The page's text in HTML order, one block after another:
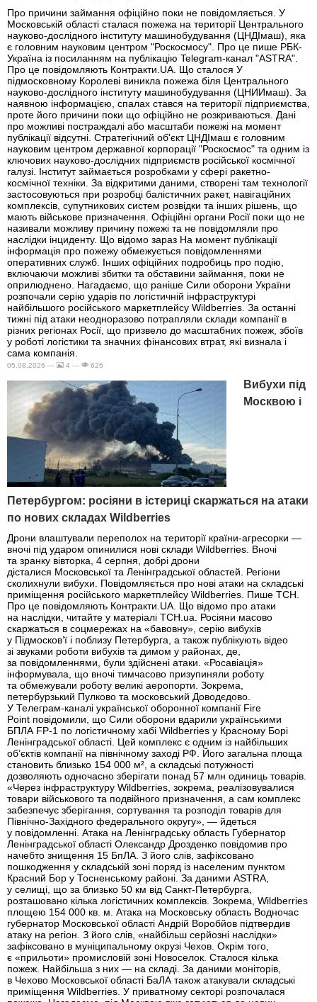
Про причини займання офіційно поки не повідомляється. У
Московській області сталася пожежа на території Центрального
науково-дослідного інституту машинобудування (ЦНДІмаш), яка
є головним науковим центром "Роскосмосу". Про це пише РБК-
Україна із посиланням на публікацію Telegram-канал "ASTRA".
Про це повідомляють Контракти.UA. Що сталося У
підмосковному Королеві виникла пожежа біля Центрального
науково-дослідного інституту машинобудування (ЦНИИмаш). За
наявною інформацією, спалах стався на території підприємства,
проте його причини поки що офіційно не розкриваються. Дані
про можливі постраждалі або масштаби пожежі на момент
публікації відсутні. Стратегічний об'єкт ЦНДІмаш є головним
науковим центром державної корпорації "Роскосмос" та одним із
ключових науково-дослідних підприємств російської космічної
галузі. Інститут займається розробками у сфері ракетно-
космічної техніки. За відкритими даними, створені там технології
застосовуються при розробці балістичних ракет, навігаційних
комплексів, супутникових систем розвідки та інших рішень, що
мають військове призначення. Офіційні органи Росії поки що не
називали можливу причину пожежі та не повідомляли про
наслідки інциденту. Що відомо зараз На момент публікації
інформація про пожежу обмежується повідомленнями
оперативних служб. Інших офіційних подробиць про подію,
включаючи можливі збитки та обставини займання, поки не
оприлюднено. Нагадаємо, що раніше Сили оборони України
розпочали серію ударів по логістичній інфраструктурі
найбільшого російського маркетплейсу Wildberries. За останні
тижні під атаки неодноразово потрапляли склади компанії в
різних регіонах Росії, що призвело до масштабних пожеж, збоїв
у роботі логістики та значних фінансових втрат, які визнала і
сама компанія.
05.08.2026 — 4 — 626
Вибухи під
Москвою і
Петербургом: росіяни в істериці скаржаться на атаки
по нових складах Wildberries
Дрони влаштували переполох на території країни-агресорки —
вночі під ударом опинилися нові склади Wildberries. Вночі
та зранку вівторка, 4 серпня, добрі дрони
дісталися Московської та Ленінградської областей. Регіони
сколихнули вибухи. Повідомляється про нові атаки на складські
приміщення російського маркетплейсу Wildberries. Пише ТСН.
Про це повідомляють Контракти.UA. Що відомо про атаки
на наслідки, читайте у матеріалі ТСН.ua. Росіяни масово
скаржаться в соцмережах на «бавовну», серію вибухів
у Підмосков’ї і поблизу Петербурга, а також публікують відео
зі звуками роботи вибухів та димом у районах, де,
за повідомленнями, були здійснені атаки. «Росавіація»
інформувала, що вночі тимчасово призупиняли роботу
та обмежували роботу великі аеропорти. Зокрема,
петербурзький Пулково та московський Доводєдово.
У Телеграм-каналі української оборонної компанії Fire
Point повідомили, що Сили оборони вдарили українськими
БПЛА FP-1 по логістичному хабі Wildberries у Красному Борі
Ленінградської області. Цей комплекс є одним із найбільших
об’єктів компанії на північному заході РФ. Його загальна площа
становить близько 154 000 м², а складські потужності
дозволяють одночасно зберігати понад 57 млн одиниць товарів.
«Через інфраструктуру Wildberries, зокрема, реалізовувалися
товари військового та подвійного призначення, а сам комплекс
забезпечує зберігання, сортування та розподіл товарів для
Північно-Західного федерального округу», — йдеться
у повідомленні. Атака на Ленінградську область Губернатор
Ленінградської області Олександр Дрозденко повідомив про
начебто знищення 15 БпЛА. З його слів, зафіксовано
пошкодження у складській зоні поряд із населеним пунктом
Красний Бор у Тосненському районі. За даними ASTRA,
у селищі, що за близько 50 км від Санкт-Петербурга,
розташовано кілька логістичних комплексів. Зокрема, Wildberries
площею 154 000 кв. м. Атака на Московську область Водночас
губернатор Московської області Андрій Воробйов підтвердив
атаку на регіон. З його слів, «найбільш серйозні наслідки»
зафіксовано в муніципальному окрузі Чехов. Окрім того,
є «прильоти» промисловій зоні Новоселок. Сталося кілька
пожеж. Найбільша з них — на складі. За даними моніторів,
в Чехово Московської області БаЛА також атакували складські
приміщення Wildberries. У приватному секторі розпочалася